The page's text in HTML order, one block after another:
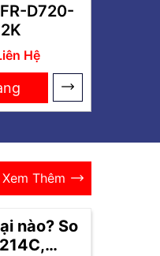
D720-
Hệ
Xem Thêm
nào? So